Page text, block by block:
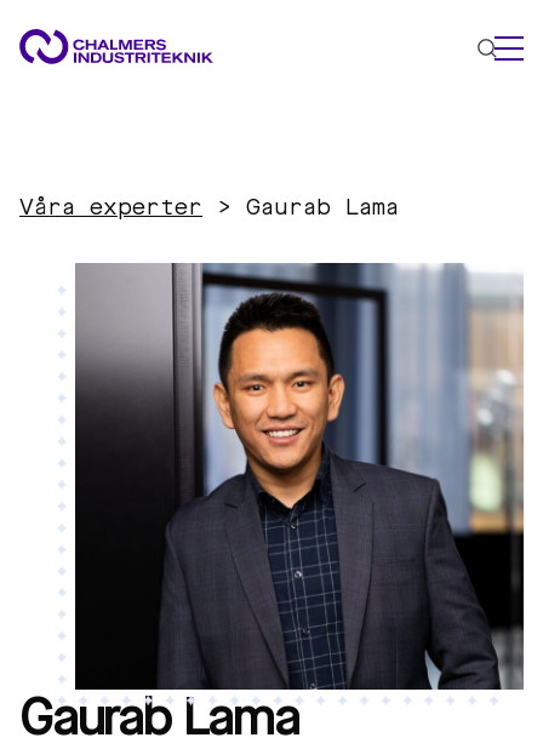
Energi
Innovationsledning
Material
Tillämpad AI
AKTUELLT
KONTAKTA OSS
JOBBA HOS OSS
Våra experter > Gaurab Lama
Gaurab Lama